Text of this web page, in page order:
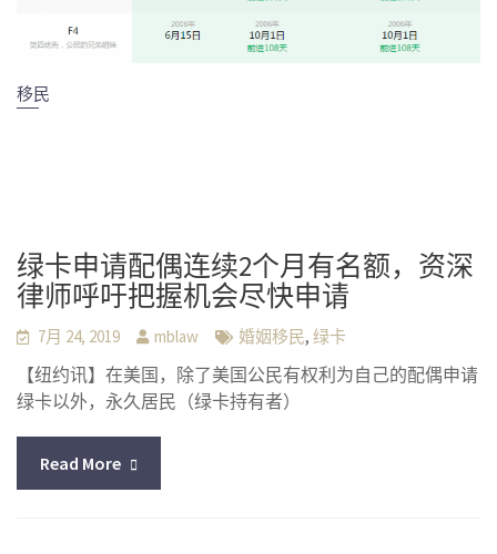
移民
绿卡申请配偶连续2个月有名额，资深
律师呼吁把握机会尽快申请
7月 24, 2019 mblaw 婚姻移民,绿卡
【纽约讯】在美国，除了美国公民有权利为自己的配偶申请
绿卡以外，永久居民（绿卡持有者）
Read More